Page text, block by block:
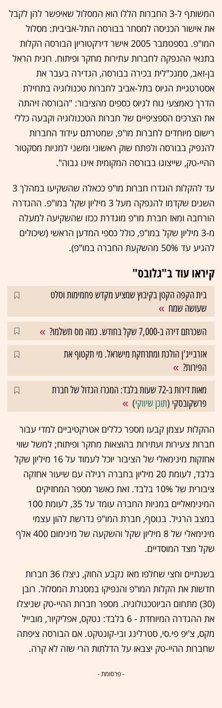
המשותף ל-3 החברות הללו הוא המסלול שאיפשר להן לקבל
את אישור הכניסה למסחר בבורסה התל-אביבית: מסלול
המו"פ. בספטמבר 2005 אישר דירקטוריון הבורסה הקלות
בתנאי ההנפקה לחברות עתירות מחקר ופיתוח. רונית הראל
בן-זאב, סמנכ"לית בכירה בבורסה, הגדירה בעבר את
אסטרטגיית הגיוס בתל-אביב לחברות טכנולוגיה בתחילת
הדרך כאמצעי נוח לגיוס כספים מהציבור: "הבורסה זיהתה
את הצרכים הספציפיים של חברות הטכנולוגיה וקבעה כללי
רישום מיוחדים לחברות מו"פ, שמטרתם עידוד החברות
להנפיק בבורסה ולפתח שוק ראשוני ומשני למניות מסקטור
ההיי-טק, שייצוגו בבורסה המקומית אינו גבוה".
עד להקלות הוגדרו חברות מו"פ ככאלה שהשקיעו במהלך 3
השנים שקדמו להנפקה מעל 3 מיליון שקל במו"פ. ההגדרה
הורחבה ומאז חברת מו"פ מוגדרת ככזו שהשקיעה למעלה
מ-3 מיליון שקל במו"פ, כולל כספי המדען הראשי (שיכולים
להגיע עד 50% מהשקעת החברה במו"פ).
קיראו עוד ב"גלובס"
בית הקפה הקטן בקיבוץ שמציע מקדש פחמימות וסלט
שעושה שמח
השכרתם דירה ב-7,000 שקל בחודש. כמה מס תשלמו?
אזרבייג'ן הולכת ומתרחקת מישראל. מי תקטוף את
הפירות?
מאות דירות ב-72 שעות בלבד: המכרז הגדול של חברת
פרשקובסקי (תוכן שיווקי)
ההקלות עצמן קבעו מספר כללים אטרקטיביים למדי עבור
חברות צעירות ועתירות בהוצאות מחקר ופיתוח; למשל שווי
אחזקות מינימאלי של הציבור יוכל לעמוד על 16 מיליון שקל
בלבד, לעומת 20 מיליון בחברה רגילה עם שיעור אחזקה
ציבורית של 10% בלבד. זאת כאשר מספר המחזיקים
המינימאליים במניות החברה עומד על 35, לעומת 100
במצב הרגיל. בנוסף, חברת המו"פ נדרשת להון עצמי
מינימאלי של 8 מיליון שקל והשקעה של מינימום 400 אלף
שקל מצד המוסדיים.
בשנתיים וחצי שחלפו מאז נקבע החוק, ניצלו 36 חברות
חדשות את הקלות המו"פ והנפיקו במסגרת המסלול. רובן
(30) מתחום הביוטכנולוגיה. מספר חברות ההיי-טק שניצלו
את ההגדרה המיוחדת - 6 בלבד: נטקס, אפליקיור, מובייל
מקס, צ'יפ פי.סי, סטרלינג ובי-קונטקט. אם הבורסה ציפתה
שחברות ההיי-טק יצבאו על הדלתות הרי שזה לא קרה.
- פרסומת -